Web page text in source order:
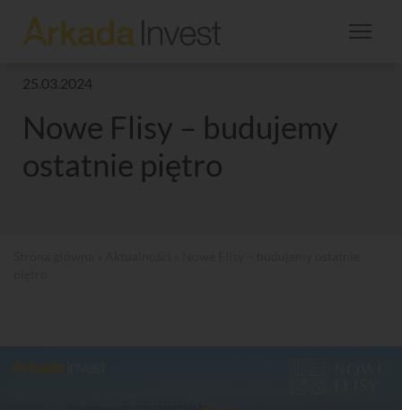
25.03.2024
Nowe Flisy – budujemy
ostatnie piętro